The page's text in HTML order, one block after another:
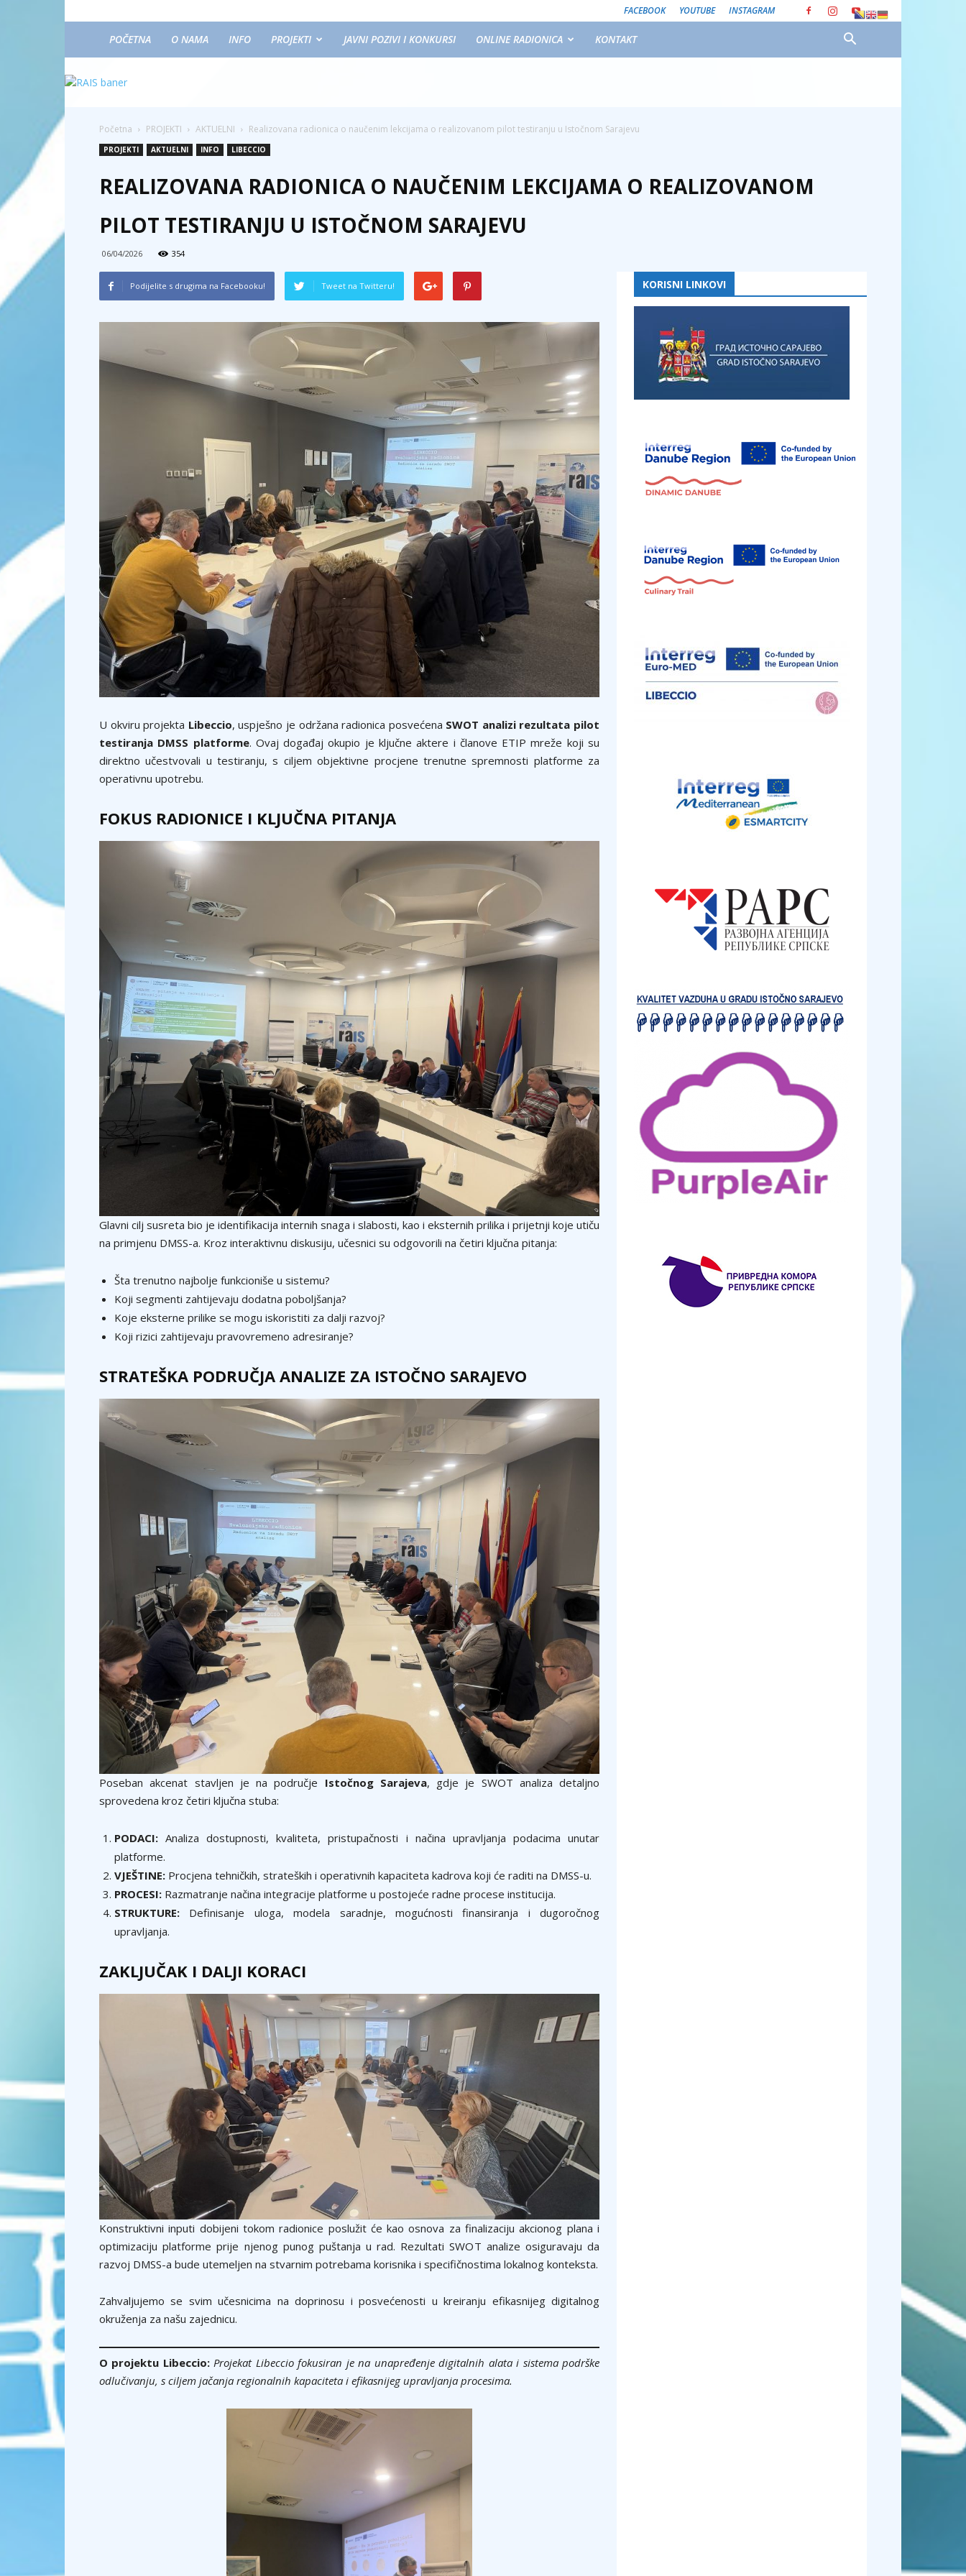
FACEBOOK YOUTUBE INSTAGRAM
POČETNA O NAMA INFO PROJEKTI JAVNI POZIVI I KONKURSI ONLINE RADIONICA KONTAKT
Početna PROJEKTI AKTUELNI Realizovana radionica o naučenim lekcijama o realizovanom pilot testiranju u Istočnom Sarajevu
PROJEKTI AKTUELNI INFO LIBECCIO
REALIZOVANA RADIONICA O NAUČENIM LEKCIJAMA O REALIZOVANOM
PILOT TESTIRANJU U ISTOČNOM SARAJEVU
06/04/2026 354
Podijelite s drugima na Facebooku! Tweet na Twitteru!
U okviru projekta Libeccio, uspješno je održana radionica posvećena SWOT analizi rezultata pilot
testiranja DMSS platforme. Ovaj događaj okupio je ključne aktere i članove ETIP mreže koji su
direktno učestvovali u testiranju, s ciljem objektivne procjene trenutne spremnosti platforme za
operativnu upotrebu.
FOKUS RADIONICE I KLJUČNA PITANJA
Glavni cilj susreta bio je identifikacija internih snaga i slabosti, kao i eksternih prilika i prijetnji koje utiču
na primjenu DMSS-a. Kroz interaktivnu diskusiju, učesnici su odgovorili na četiri ključna pitanja:
Šta trenutno najbolje funkcioniše u sistemu?
Koji segmenti zahtijevaju dodatna poboljšanja?
Koje eksterne prilike se mogu iskoristiti za dalji razvoj?
Koji rizici zahtijevaju pravovremeno adresiranje?
STRATEŠKA PODRUČJA ANALIZE ZA ISTOČNO SARAJEVO
Poseban akcenat stavljen je na područje Istočnog Sarajeva, gdje je SWOT analiza detaljno
sprovedena kroz četiri ključna stuba:
PODACI: Analiza dostupnosti, kvaliteta, pristupačnosti i načina upravljanja podacima unutar
platforme.
VJEŠTINE: Procjena tehničkih, strateških i operativnih kapaciteta kadrova koji će raditi na DMSS-u.
PROCESI: Razmatranje načina integracije platforme u postojeće radne procese institucija.
STRUKTURE: Definisanje uloga, modela saradnje, mogućnosti finansiranja i dugoročnog
upravljanja.
ZAKLJUČAK I DALJI KORACI
Konstruktivni inputi dobijeni tokom radionice poslužit će kao osnova za finalizaciju akcionog plana i
optimizaciju platforme prije njenog punog puštanja u rad. Rezultati SWOT analize osiguravaju da
razvoj DMSS-a bude utemeljen na stvarnim potrebama korisnika i specifičnostima lokalnog konteksta.
Zahvaljujemo se svim učesnicima na doprinosu i posvećenosti u kreiranju efikasnijeg digitalnog
okruženja za našu zajednicu.
O projektu Libeccio: Projekat Libeccio fokusiran je na unapređenje digitalnih alata i sistema podrške
odlučivanju, s ciljem jačanja regionalnih kapaciteta i efikasnijeg upravljanja procesima.
KORISNI LINKOVI